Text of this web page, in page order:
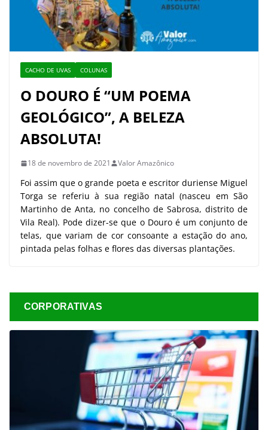
CACHO DE UVAS COLUNAS
O DOURO É “UM POEMA
GEOLÓGICO”, A BELEZA
ABSOLUTA!
18 de novembro de 2021 Valor Amazônico
Foi assim que o grande poeta e escritor duriense Miguel
Torga se referiu à sua região natal (nasceu em São
Martinho de Anta, no concelho de Sabrosa, distrito de
Vila Real). Pode dizer-se que o Douro é um conjunto de
telas, que variam de cor consoante a estação do ano,
pintada pelas folhas e flores das diversas plantações.
CORPORATIVAS